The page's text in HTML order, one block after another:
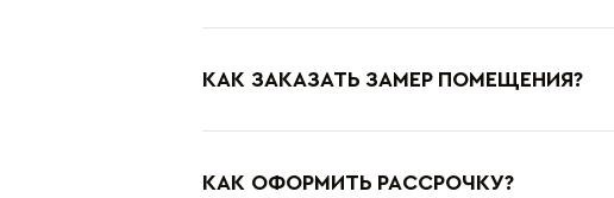
КАК ЗАКАЗАТЬ ЗАМЕР ПОМЕЩЕНИЯ?
КАК ОФОРМИТЬ РАССРОЧКУ?